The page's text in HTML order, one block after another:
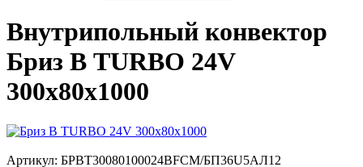
Внутрипольный конвектор
Бриз В TURBO 24V
300х80х1000
Артикул: БРВТ30080100024ВFCM/БП36U5АЛ12